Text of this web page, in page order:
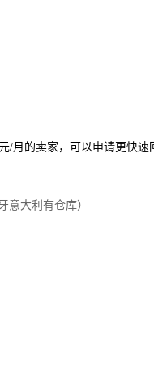
/月的卖家，可以申请更快速
意大利有仓库）